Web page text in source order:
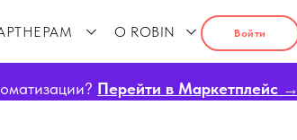
Войти
О ROBIN
Перейти в Маркетплейс →